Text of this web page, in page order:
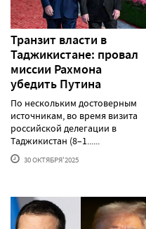
Транзит власти в
Таджикистане: провал
миссии Рахмона
убедить Путина
По нескольким достоверным
источникам, во время визита
российской делегации в
Таджикистан (8–1......
30 ОКТЯБРЯ'2025